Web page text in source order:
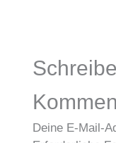
Deine E-Mail-